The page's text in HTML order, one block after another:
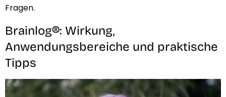
Fragen.
Brainlog®: Wirkung,
Anwendungsbereiche und praktische
Tipps